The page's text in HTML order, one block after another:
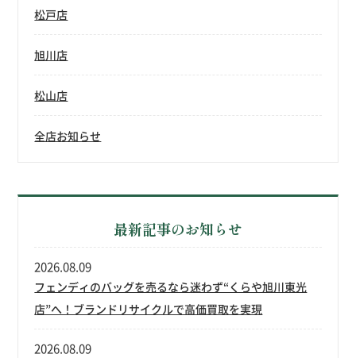
松戸店
旭川店
松山店
全店お知らせ
最新記事のお知らせ
フェンディのバッグを売るなら迷わず“くらや旭川東光
店”へ！ブランドリサイクルで高価買取を実現
2026.08.09
2026.08.09